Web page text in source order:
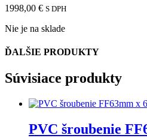
1998,00 € S DPH
Nie je na sklade
ĎALŠIE PRODUKTY
Súvisiace produkty
PVC šroubenie